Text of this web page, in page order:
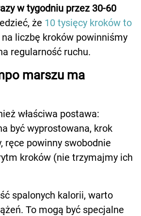
w tygodniu przez 30-60
że 10 tysięcy kroków to
liczbę kroków powinniśmy
regularność ruchu.
marszu ma
właściwa postawa:
być wyprostowana, krok
ręce powinny swobodnie
kroków (nie trzymajmy ich
spalonych kalorii, warto
To mogą być specjalne